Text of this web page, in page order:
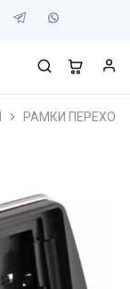
РАМКИ